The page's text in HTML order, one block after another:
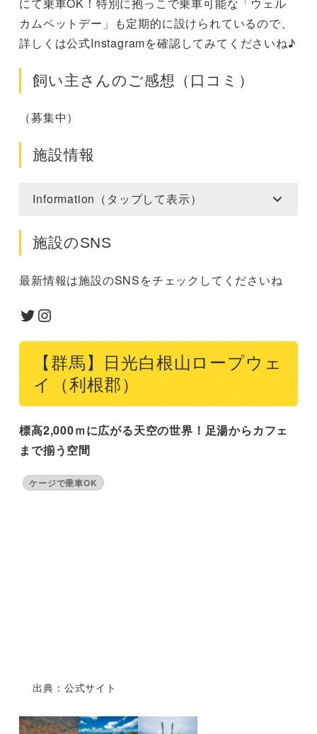
カムペットデー」も定期的に設けられているので、
詳しくは公式Instagramを確認してみてくださいね♪
飼い主さんのご感想（口コミ）
（募集中）
施設情報
Information（タップして表示）
施設のSNS
最新情報は施設のSNSをチェックしてくださいね
Twitter
Instagram
【群馬】日光白根山ロープウェ
イ（利根郡）
標高2,000ｍに広がる天空の世界！足湯からカフェ
まで揃う空間
ケージで乗車OK
出典：公式サイト